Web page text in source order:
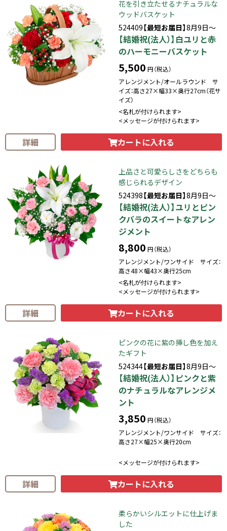
花を引き立たせるナチュラルな
ウッドバスケット
524409【最短お届日】8月9日～
【結婚祝(法人）】白ユリと赤
のハーモニーバスケット
5,500 円（税込）
アレンジメント/オールラウンド サ
イズ：高さ27×幅33×奥行27cm（花サ
イズ）
<名札が付けられます>
<メッセージが付けられます>
詳細 カートに入れる
上品さと可愛らしさをどちらも
感じられるデザイン
524398【最短お届日】8月9日～
【結婚祝(法人）】ユリとピン
クバラのスイートなアレン
ジメント
8,800 円（税込）
アレンジメント/ワンサイド サイズ：
高さ48×幅43×奥行25cm
<名札が付けられます>
<メッセージが付けられます>
詳細 カートに入れる
ピンクの花に紫の挿し色を加え
たギフト
524344【最短お届日】8月9日～
【結婚祝(法人）】ピンクと紫
のナチュラルなアレンジメ
ント
3,850 円（税込）
アレンジメント/ワンサイド サイズ：
高さ27×幅25×奥行20cm
<メッセージが付けられます>
詳細 カートに入れる
柔らかいシルエットに仕上げま
した